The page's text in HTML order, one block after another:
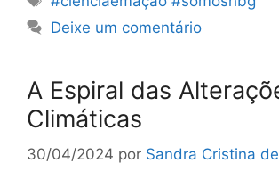
Deixe um comentário
A Espiral das
Climáticas
30/04/2024 por Sandra Cristina